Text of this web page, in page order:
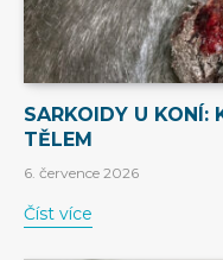
SARKOIDY U KONÍ:
TĚLEM
6. července 2026
Číst více